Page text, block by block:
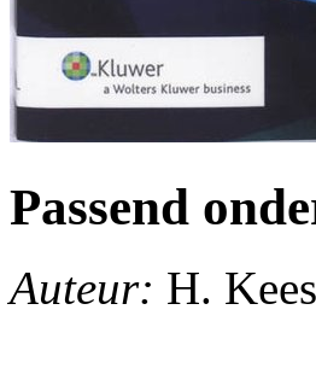
Passend
Auteur: H.